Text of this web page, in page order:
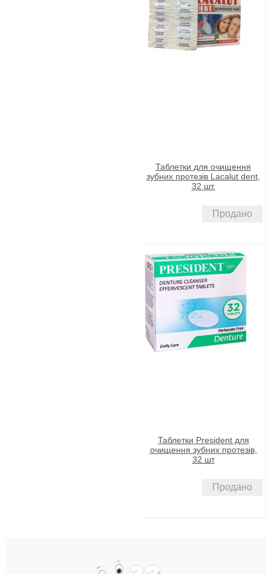
Таблетки для очищення
зубних протезів Lacalut dent,
32 шт.
Продано
Таблетки President для
очищення зубних протезів,
32 шт
Продано